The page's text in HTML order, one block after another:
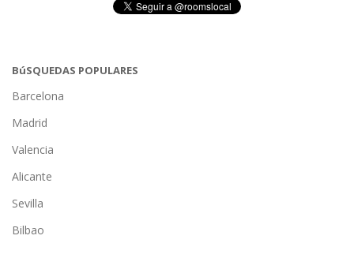
BúSQUEDAS POPULARES
Barcelona
Madrid
Valencia
Alicante
Sevilla
Bilbao